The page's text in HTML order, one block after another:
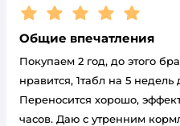
Рейтинг:5
Общие впечатления
Покупаем 2 год, до этого
нравится, 1табл на 5
Переносится хорошо,
часов. Даю с утренним